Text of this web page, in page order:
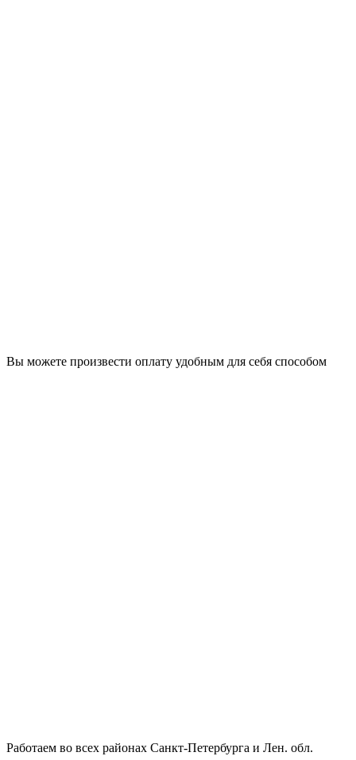
Вы можете произвести оплату удобным для себя способом
Работаем во всех районах Санкт-Петербурга и Лен. обл.